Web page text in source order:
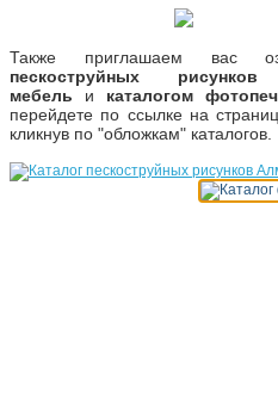
Также приглашаем вас
пескоструйных
мебель и каталогом
перейдете по ссылке на
кликнув по "обложкам" каталогов.